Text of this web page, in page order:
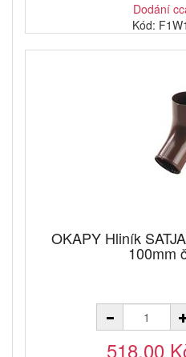
Dodání
Kód:
OKAPY Hliník
100mm
518,00